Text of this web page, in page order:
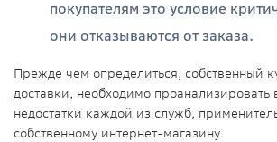
покупателям это условие
они отказываются от заказа.
Прежде чем определиться, собственный
доставки, необходимо проанализировать
недостатки каждой из служб,
собственному интернет-магазину.